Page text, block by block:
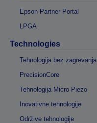
Epson Partner Portal
LPGA
Technologies
Tehnologija bez zagrevanja
PrecisionCore
Tehnologija Micro Piezo
Inovativne tehnologije
Održive tehnologije